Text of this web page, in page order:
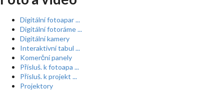
Digitální fotoapar ...
Digitální fotoráme ...
Digitální kamery
Interaktivní tabul ...
Komerční panely
Přísluš. k fotoapa ...
Přísluš. k projekt ...
Projektory